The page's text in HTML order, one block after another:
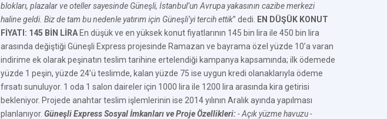
blokları, plazalar ve oteller sayesinde Güneşli, İstanbul’un Avrupa yakasının cazibe merkezi
haline geldi. Biz de tam bu nedenle yatırım için Güneşli’yi tercih ettik” dedi.
EN DÜŞÜK KONUT
FİYATI: 145 BİN LİRA En düşük ve en yüksek konut fiyatlarının 145 bin lira ile 450 bin lira
arasında değiştiği Güneşli Express projesinde Ramazan ve bayrama özel yüzde 10’a varan
indirime ek olarak peşinatın teslim tarihine ertelendiği kampanya kapsamında; ilk ödemede
yüzde 1 peşin, yüzde 24’ü teslimde, kalan yüzde 75 ise uygun kredi olanaklarıyla ödeme
fırsatı sunuluyor. 1 oda 1 salon daireler için 1000 lira ile 1200 lira arasında kira getirisi
bekleniyor. Projede anahtar teslim işlemlerinin ise 2014 yılının Aralık ayında yapılması
planlanıyor. Güneşli Express Sosyal İmkanları ve Proje Özellikleri:- Açık yüzme havuzu-